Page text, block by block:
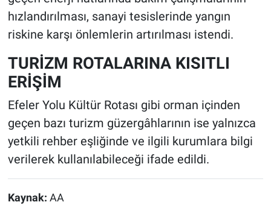
hızlandırılması, sanayi tesislerinde yangın
riskine karşı önlemlerin artırılması istendi.
TURİZM ROTALARINA KISITLI
ERİŞİM
Efeler Yolu Kültür Rotası gibi orman içinden
geçen bazı turizm güzergâhlarının ise yalnızca
yetkili rehber eşliğinde ve ilgili kurumlara bilgi
verilerek kullanılabileceği ifade edildi.
Kaynak: AA